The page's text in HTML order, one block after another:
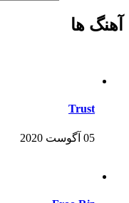
آهنگ ها
Trust
05 آگوست 2020